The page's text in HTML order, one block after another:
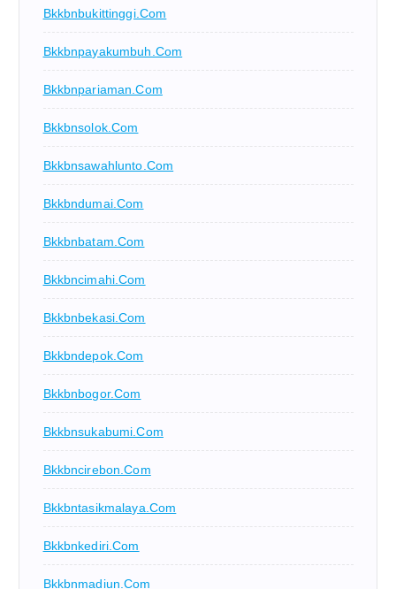
Bkkbnbukittinggi.com
Bkkbnpayakumbuh.com
Bkkbnpariaman.com
Bkkbnsolok.com
Bkkbnsawahlunto.com
Bkkbndumai.com
Bkkbnbatam.com
Bkkbncimahi.com
Bkkbnbekasi.com
Bkkbndepok.com
Bkkbnbogor.com
Bkkbnsukabumi.com
Bkkbncirebon.com
Bkkbntasikmalaya.com
Bkkbnkediri.com
Bkkbnmadiun.com